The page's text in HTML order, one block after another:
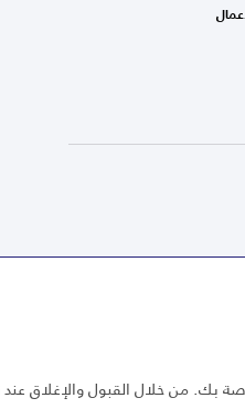
بك. من خلال القبول والإغلاق عند